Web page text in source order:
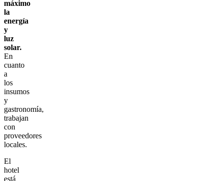
máximo
la
energía
y
luz
solar.
En
cuanto
a
los
insumos
y
gastronomía,
trabajan
con
proveedores
locales.
El
hotel
está